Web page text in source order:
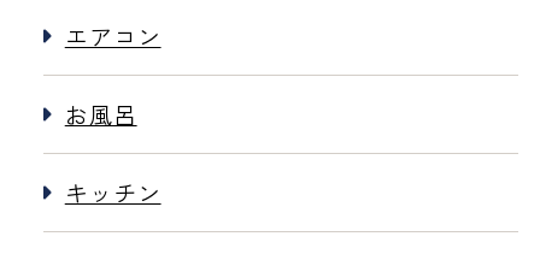
エアコン
お風呂
キッチン